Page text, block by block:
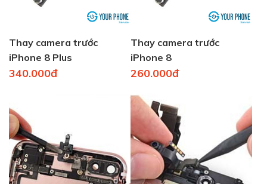
Thay camera trước
iPhone 8 Plus
340.000đ
Thay camera trước
iPhone 8
260.000đ